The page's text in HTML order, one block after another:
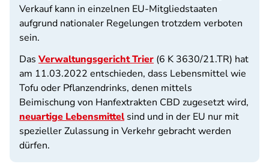
Verkauf kann in einzelnen EU-Mitgliedstaaten
aufgrund nationaler Regelungen trotzdem verboten
sein.
Das Verwaltungsgericht Trier (6 K 3630/21.TR) hat
am 11.03.2022 entschieden, dass Lebensmittel wie
Tofu oder Pflanzendrinks, denen mittels
Beimischung von Hanfextrakten CBD zugesetzt wird,
neuartige Lebensmittelsind und in der EU nur mit
spezieller Zulassung in Verkehr gebracht werden
dürfen.